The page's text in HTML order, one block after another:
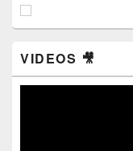
VIDEOS 🎥